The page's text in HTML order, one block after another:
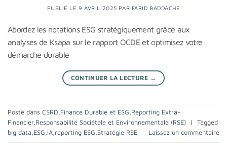
PUBLIÉ LE9 AVRIL 2025 PAR FARID BADDACHE
Abordez les notations ESG stratégiquement grâce aux
analyses de Ksapa sur le rapport OCDE et optimisez votre
démarche durable
CONTINUER LA LECTURE →
Posté dans CSRD,Finance Durable et ESG,Reporting Extra-
Financier,Responsabilité Sociétale et Environnementale (RSE) |
Tagged
big data,ESG,IA,reporting ESG,Stratégie RSE Laissez un commentaire